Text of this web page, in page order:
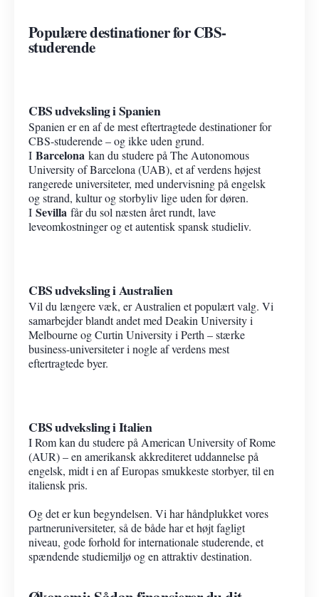
Populære destinationer for CBS-
studerende
CBS udveksling i Spanien
Spanien er en af de mest eftertragtede destinationer for
CBS-studerende – og ikke uden grund.
I Barcelona kan du studere på The Autonomous
University of Barcelona (UAB), et af verdens højest
rangerede universiteter, med undervisning på engelsk
og strand, kultur og storbyliv lige uden for døren.
I Sevilla får du sol næsten året rundt, lave
leveomkostninger og et autentisk spansk studieliv.
CBS udveksling i Australien
Vil du længere væk, er Australien et populært valg. Vi
samarbejder blandt andet med Deakin University i
Melbourne og Curtin University i Perth – stærke
business-universiteter i nogle af verdens mest
eftertragtede byer.
CBS udveksling i Italien
I Rom kan du studere på American University of Rome
(AUR) – en amerikansk akkrediteret uddannelse på
engelsk, midt i en af Europas smukkeste storbyer, til en
italiensk pris.
Og det er kun begyndelsen. Vi har håndplukket vores
partneruniversiteter, så de både har et højt fagligt
niveau, gode forhold for internationale studerende, et
spændende studiemiljø og en attraktiv destination.